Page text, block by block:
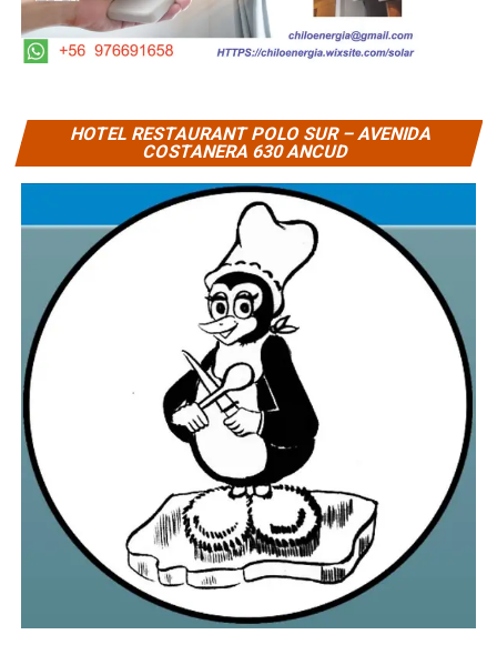
HOTEL RESTAURANT POLO SUR – AVENIDA
COSTANERA 630 ANCUD